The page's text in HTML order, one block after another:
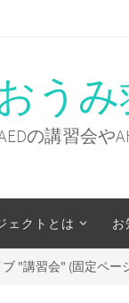
う
の講習会や
ェクトとは お
"講習会" (固定ペー